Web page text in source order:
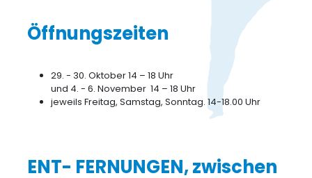
Öffnungszeiten
29. - 30. Oktober 14 – 18 Uhr
und 4. - 6. November 14 – 18 Uhr
jeweils Freitag, Samstag, Sonntag. 14-18.00 Uhr
ENT- FERNUNGEN, zwischen